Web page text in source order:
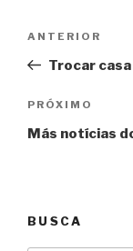
Post
Anterior
ANTERIOR
Trocar
Próximo
PRÓXIMO
Más notícias
BUSCA